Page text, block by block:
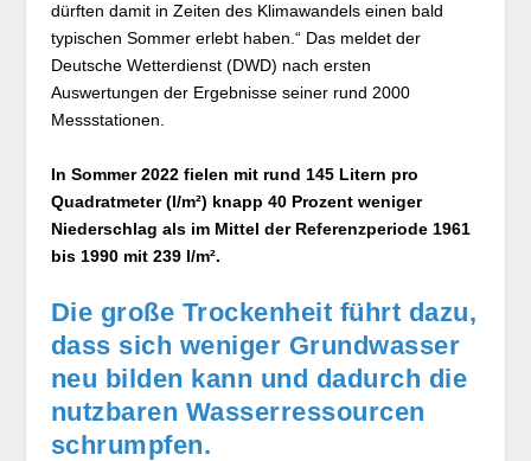
dürften damit in Zeiten des Klimawandels einen bald
typischen Sommer erlebt haben.“ Das meldet der
Deutsche Wetterdienst (DWD) nach ersten
Auswertungen der Ergebnisse seiner rund 2000
Messstationen.
In Sommer 2022 fielen mit rund 145 Litern pro
Quadratmeter (l/m²) knapp 40 Prozent weniger
Niederschlag als im Mittel der Referenzperiode 1961
bis 1990 mit 239 l/m².
Die große Trockenheit führt dazu,
dass sich weniger Grundwasser
neu bilden kann und dadurch die
nutzbaren Wasserressourcen
schrumpfen.